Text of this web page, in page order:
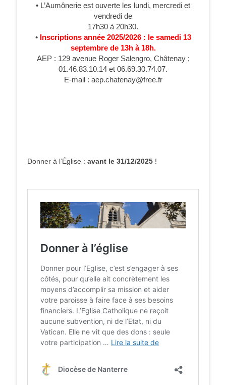
• L’Aumônerie est ouverte les lundi, mercredi et
vendredi de
17h30 à 20h30.
• Inscriptions année 2025/2026 : le samedi 13
septembre de 13h à 18h.
AEP : 129 avenue Roger Salengro, Châtenay ;
01.46.83.10.14 et 06.69.30.74.07.
E-mail : aep.chatenay@free.fr
Donner à l’Église : avant le 31/12/2025 !